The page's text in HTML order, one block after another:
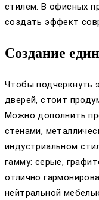
стилем. В офисных
создать эффект
Создание
Чтобы подчеркнуть
дверей, стоит
Можно дополнить
стенами,
индустриальном
гамму: серые,
отлично
нейтральной